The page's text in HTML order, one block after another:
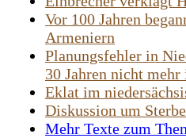
Vor 100 Jahren
Armeniern
Planungsfehler in
30 Jahren nicht
Eklat im
Diskussion um
Mehr Texte zum